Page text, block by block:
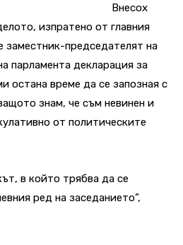
Внесох
изпратено от главния
председателят на
парламента декларация за
остана време да се запозная с
знам, че съм невинен и
от политическите
в който трябва да се
ред на заседанието”,